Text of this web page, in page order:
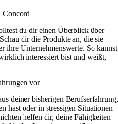
Concord
du dir einen Überblick über
dir die Produkte an, die sie
ihre Unternehmenswerte. So kannst
interessiert bist und weißt,
vor
deiner bisherigen Berufserfahrung,
hast oder in stressigen Situationen
helfen dir, deine Fähigkeiten